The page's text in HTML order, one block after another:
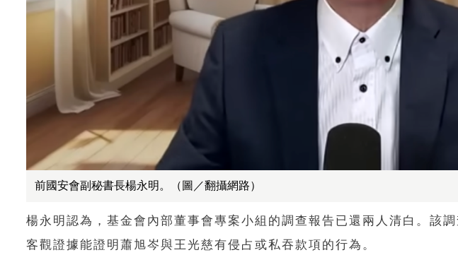
前國安會副秘書長楊永明。（圖／翻攝網路）
楊永明認為，基金會內部董事會專案小組的調查報告已還兩人清白。該
客觀證據能證明蕭旭岑與王光慈有侵占或私吞款項的行為。